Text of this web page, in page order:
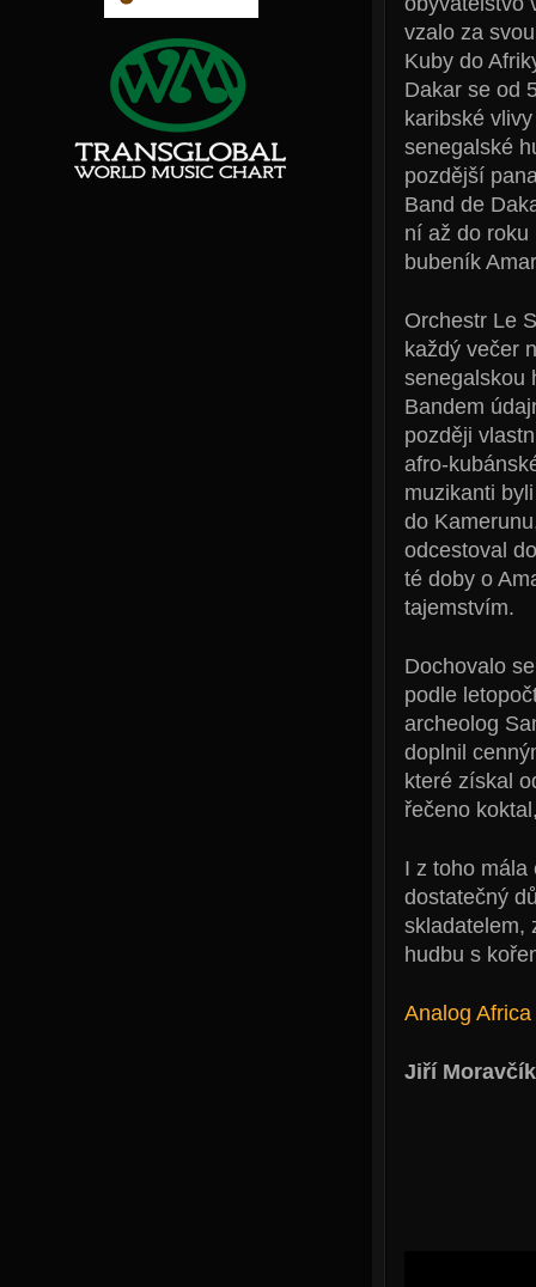
vzalo za
Kuby do
Dakar se od
karibské
senegalské
pozdější
Band de
ní až do roku
bubeník
Orchestr Le
každý večer
senegalskou
Bandem
později
afro-
muzikanti
do
odcestoval
té doby o
tajemstvím.
Dochovalo
podle
archeolog
doplnil
které získal
řečeno
I z toho mála
dostatečný
skladatelem,
hudbu s
Analog Africa
Jiří Moravčík